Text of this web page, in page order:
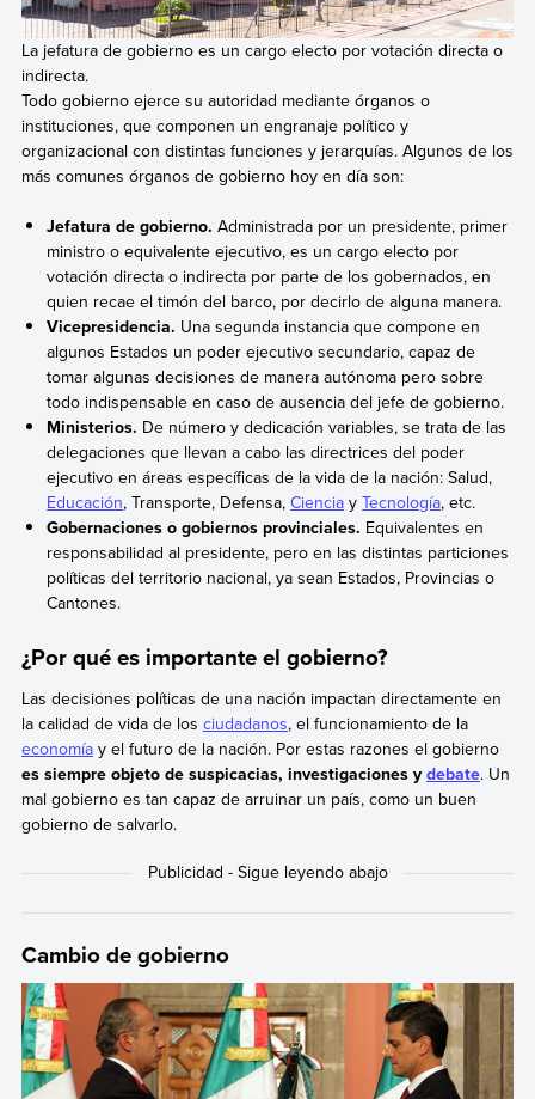
La jefatura de gobierno es un cargo electo por votación directa o
indirecta.
Todo gobierno ejerce su autoridad mediante órganos o
instituciones, que componen un engranaje político y
organizacional con distintas funciones y jerarquías. Algunos de los
más comunes órganos de gobierno hoy en día son:
Jefatura de gobierno. Administrada por un presidente, primer
ministro o equivalente ejecutivo, es un cargo electo por
votación directa o indirecta por parte de los gobernados, en
quien recae el timón del barco, por decirlo de alguna manera.
Vicepresidencia. Una segunda instancia que compone en
algunos Estados un poder ejecutivo secundario, capaz de
tomar algunas decisiones de manera autónoma pero sobre
todo indispensable en caso de ausencia del jefe de gobierno.
Ministerios. De número y dedicación variables, se trata de las
delegaciones que llevan a cabo las directrices del poder
ejecutivo en áreas específicas de la vida de la nación: Salud,
Educación, Transporte, Defensa,Ciencia yTecnología, etc.
Gobernaciones o gobiernos provinciales. Equivalentes en
responsabilidad al presidente, pero en las distintas particiones
políticas del territorio nacional, ya sean Estados, Provincias o
Cantones.
¿Por qué es importante el gobierno?
Las decisiones políticas de una nación impactan directamente en
la calidad de vida de los ciudadanos, el funcionamiento de la
economíay el futuro de la nación. Por estas razones el gobierno
es siempre objeto de suspicacias, investigaciones y debate. Un
mal gobierno es tan capaz de arruinar un país, como un buen
gobierno de salvarlo.
Cambio de gobierno